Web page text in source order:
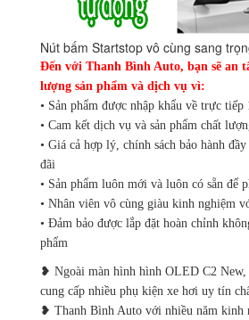
Nút bấm Startstop vô cùng sang
Đến với Thanh Bình Auto, bạn sẽ an
lượng sản phẩm và dịch vụ vì:
• Sản phẩm được nhập khẩu về trực tiếp
• Cam kết dịch vụ và sản phẩm chất
• Giá cả hợp lý, chính sách bảo hành
đãi
• Sản phẩm luôn mới và luôn có sẵn để
• Nhân viên vô cùng giàu kinh nghiệm
• Đảm bảo được lắp đặt hoàn chỉnh
phẩm
❥ Ngoài màn hình hình OLED C2 New,
cung cấp nhiều phụ kiện xe hơi uy tín
❥ Thanh Bình Auto với nhiều năm kinh